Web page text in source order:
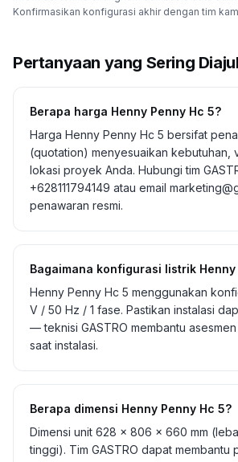
Konfirmasikan konfigurasi akhir dengan tim
Pertanyaan yang Sering
Berapa harga Henny Penny Hc 5?
Harga Henny Penny Hc 5 bersifat
(quotation) menyesuaikan kebutuhan,
lokasi proyek Anda. Hubungi tim
+628111794149 atau email
penawaran resmi.
Bagaimana konfigurasi listrik Henny
Henny Penny Hc 5 menggunakan
V / 50 Hz / 1 fase. Pastikan instalasi
— teknisi GASTRO membantu
saat instalasi.
Berapa dimensi Henny Penny Hc 5?
Dimensi unit 628 × 806 × 660 mm
tinggi). Tim GASTRO dapat membantu